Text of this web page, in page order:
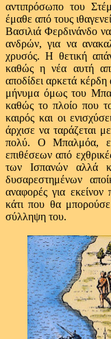
αντιπρόσωπο του
έμαθε από τους
Βασιλιά Φερδινάνδο
ανδρών, για να
χρυσός. Η θετική
καθώς η νέα αυτή
αποδίδει αρκετά
μήνυμα όμως του
καθώς το πλοίο που
καιρός και οι
άρχισε να ταράζεται
πολύ. Ο Μπαλμόα,
επιθέσεων από
των Ισπανών αλλά
δυσαρεστημένων
αναφορές για
κάτι που θα
σύλληψη του.